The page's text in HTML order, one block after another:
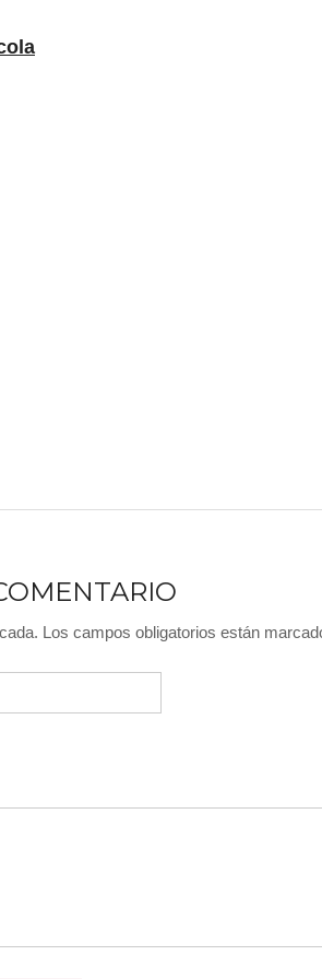
Los campos obligatorios están